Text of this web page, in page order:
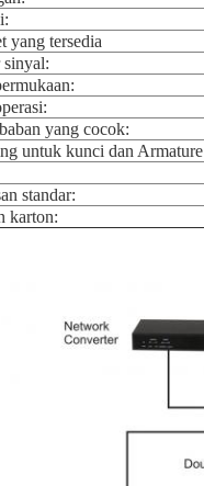
yang tersedia
yang cocok:
untuk kunci dan Armature
standar:
karton: